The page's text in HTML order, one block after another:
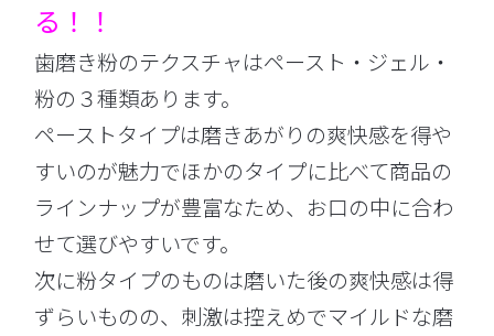
る！！
歯磨き粉のテクスチャはペースト・ジェル・
粉の３種類あります。
ペーストタイプは磨きあがりの爽快感を得や
すいのが魅力でほかのタイプに比べて商品の
ラインナップが豊富なため、お口の中に合わ
せて選びやすいです。
次に粉タイプのものは磨いた後の爽快感は得
ずらいものの、刺激は控えめでマイルドな磨